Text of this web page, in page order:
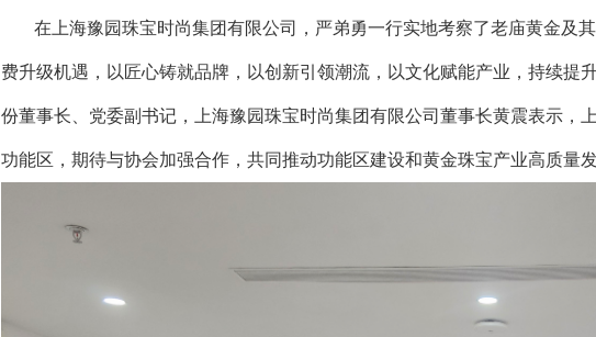
在上海豫园珠宝时尚集团有限公司，严弟勇一行实地考察了老庙黄金及
费升级机遇，以匠心铸就品牌，以创新引领潮流，以文化赋能产业，持续提
份董事长、党委副书记，上海豫园珠宝时尚集团有限公司董事长黄震表示，
功能区，期待与协会加强合作，共同推动功能区建设和黄金珠宝产业高质量